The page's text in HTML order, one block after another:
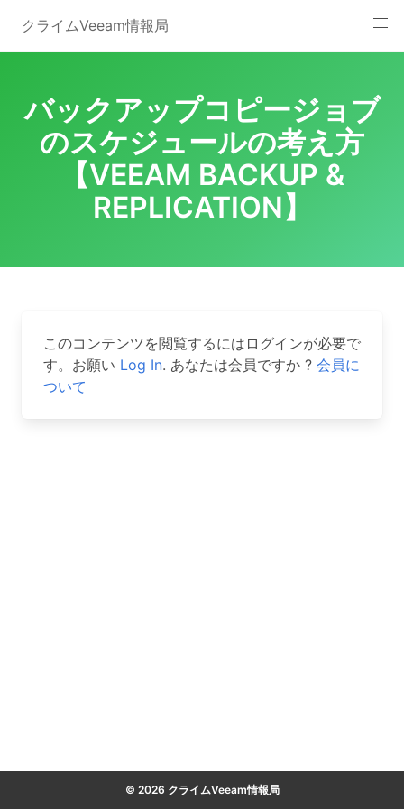
content
クライムVeeam情報局
バックアップコピージョブ
のスケジュールの考え方
【VEEAM BACKUP &
REPLICATION】
このコンテンツを閲覧するにはログインが必要で
す。お願い Log In. あなたは会員ですか ? 会員に
ついて
© 2026 クライムVeeam情報局